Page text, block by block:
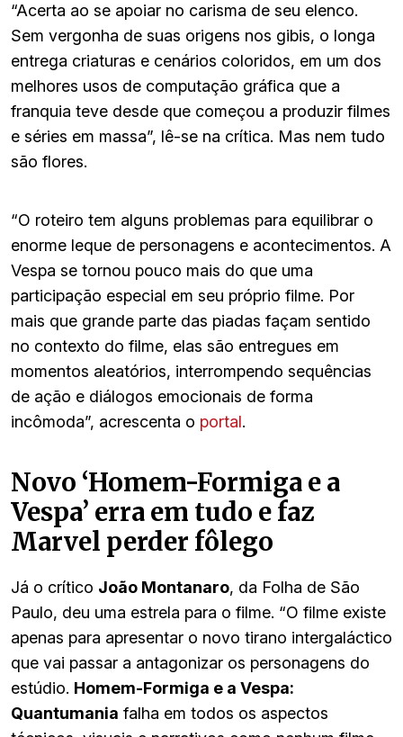
“Acerta ao se apoiar no carisma de seu elenco.
Sem vergonha de suas origens nos gibis, o longa
entrega criaturas e cenários coloridos, em um dos
melhores usos de computação gráfica que a
franquia teve desde que começou a produzir filmes
e séries em massa”, lê-se na crítica. Mas nem tudo
são flores.
“O roteiro tem alguns problemas para equilibrar o
enorme leque de personagens e acontecimentos. A
Vespa se tornou pouco mais do que uma
participação especial em seu próprio filme. Por
mais que grande parte das piadas façam sentido
no contexto do filme, elas são entregues em
momentos aleatórios, interrompendo sequências
de ação e diálogos emocionais de forma
incômoda”, acrescenta o portal.
Novo ‘Homem-Formiga e a
Vespa’ erra em tudo e faz
Marvel perder fôlego
Já o crítico João Montanaro, da Folha de São
Paulo, deu uma estrela para o filme. “O filme existe
apenas para apresentar o novo tirano intergaláctico
que vai passar a antagonizar os personagens do
estúdio. Homem-Formiga e a Vespa:
Quantumania falha em todos os aspectos